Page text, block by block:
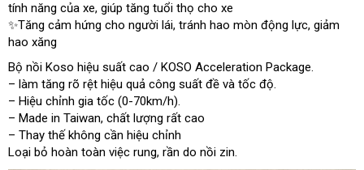
tính năng của xe, giúp tăng tuổi thọ cho xe
✨Tăng cảm hứng cho người lái, tránh hao mòn động lực, giảm
hao xăng
Bộ nồi Koso hiệu suất cao / KOSO Acceleration Package.
– làm tăng rõ rệt hiệu quả công suất đề và tốc độ.
– Hiệu chỉnh gia tốc (0-70km/h).
– Made in Taiwan, chất lượng rất cao
– Thay thế không cần hiệu chỉnh
Loại bỏ hoàn toàn việc rung, rần do nồi zin.